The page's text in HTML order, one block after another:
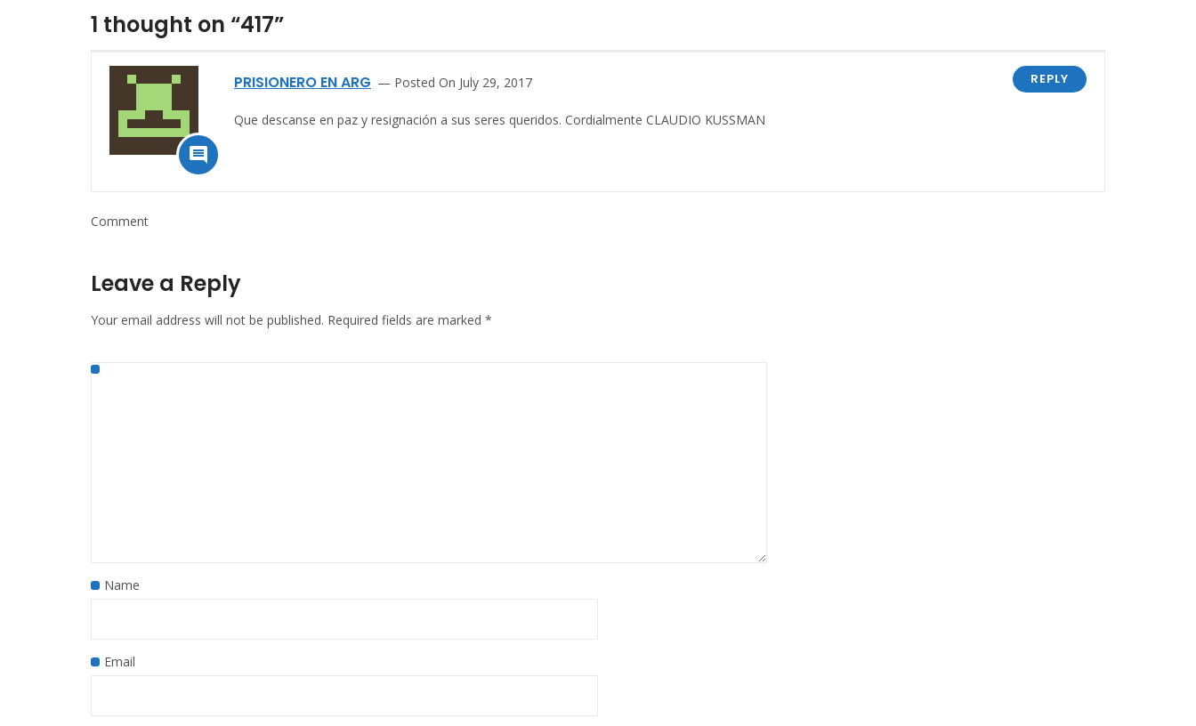
1 thought on “417”

PRISIONERO EN ARG Posted On July 29, 2017 REPLY
Que descanse en paz y resignación a sus seres queridos. Cordialmente CLAUDIO KUSSMAN
Comment
Leave a Reply
Your email address will not be published. Required fields are marked *
Name
Email